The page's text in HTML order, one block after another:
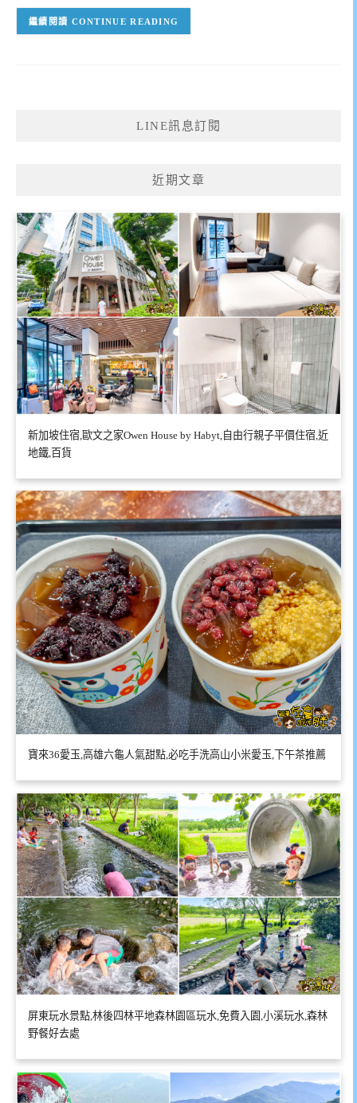
CONTINUE READING
LINE訊息訂閱
近期文章
新加坡住宿,歐文之家Owen House by Habyt,自由行親子平價住宿,近
地鐵,百貨
寶來36愛玉,高雄六龜人氣甜點,必吃手洗高山小米愛玉,下午茶推薦
屏東玩水景點,林後四林平地森林園區玩水,免費入園,小溪玩水,森林
野餐好去處